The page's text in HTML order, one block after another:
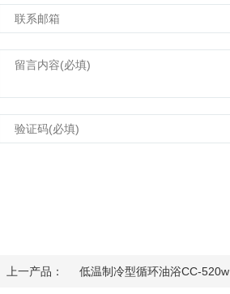
上一产品： 低温制冷型循环油浴CC-520w